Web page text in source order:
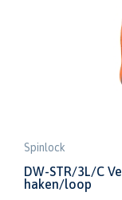
Spinlock
DW-STR/3L/C
haken/loop